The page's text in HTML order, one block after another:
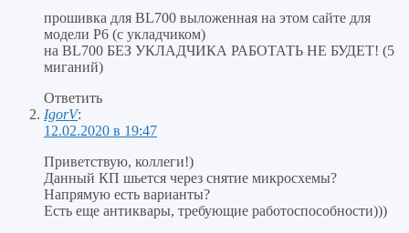
прошивка для BL700 выложенная на этом сайте для
модели P6 (с укладчиком)
на BL700 БЕЗ УКЛАДЧИКА РАБОТАТЬ НЕ БУДЕТ! (5
миганий)
Ответить
IgorV:
12.02.2020 в 19:47
Приветствую, коллеги!)
Данный КП шьется через снятие микросхемы?
Напрямую есть варианты?
Есть еще антиквары, требующие работоспособности)))